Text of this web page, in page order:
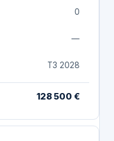
0
—
T3 2028
128 500 €